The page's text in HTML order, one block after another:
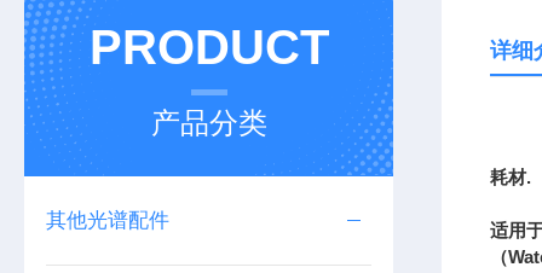
PRODUCT
产品分类
其他光谱配件
详细
耗材.
适用
（